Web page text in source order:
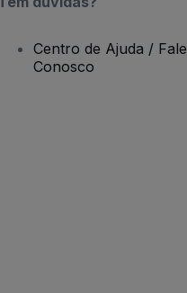
Centro de Ajuda / Fale
Conosco